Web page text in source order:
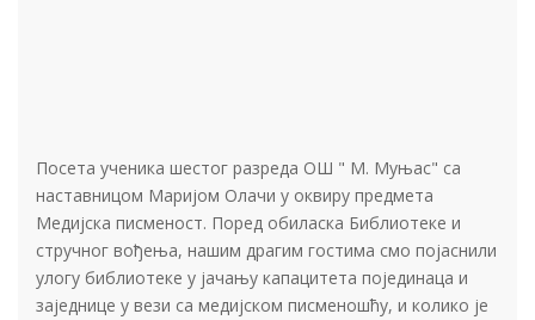
Посета ученика шестог разреда ОШ " М. Муњас" са
наставницом Маријом Олачи у оквиру предмета
Медијска писменост. Поред обиласка Библиотеке и
стручног вођења, нашим драгим гостима смо појаснили
улогу библиотеке у јачању капацитета појединаца и
заједнице у вези са медијском писменошћу, и колико је